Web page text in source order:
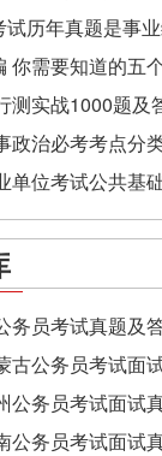
试历年真题是事
你需要知道的五
测实战1000题及
政治必考考点分
单位考试公共基
务员考试真题及
古公务员考试面
公务员考试面试
公务员考试面试